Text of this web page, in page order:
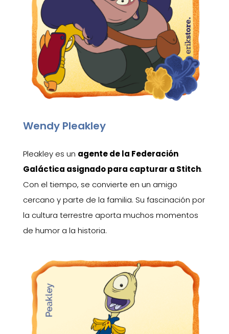
Wendy Pleakley
Pleakley es un agente de la Federación
Galáctica asignado para capturar a Stitch.
Con el tiempo, se convierte en un amigo
cercano y parte de la familia. Su fascinación por
la cultura terrestre aporta muchos momentos
de humor a la historia.